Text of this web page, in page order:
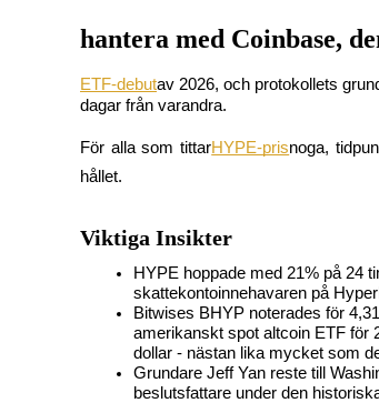
COIN-M Futures
Futures för kryptovaluta
hantera med Coinbase,
ETF-debutav 2026, och protokollets
dagar från varandra.
För alla som tittarHYPE-prisnoga,
hållet.
Viktiga Insikter
HYPE hoppade med 21% på 24
skattekontoinnehavaren på
Bitwises BHYP noterades för
amerikanskt spot altcoin ETF för
dollar - nästan lika mycket som
Grundare Jeff Yan reste till
beslutsfattare under den